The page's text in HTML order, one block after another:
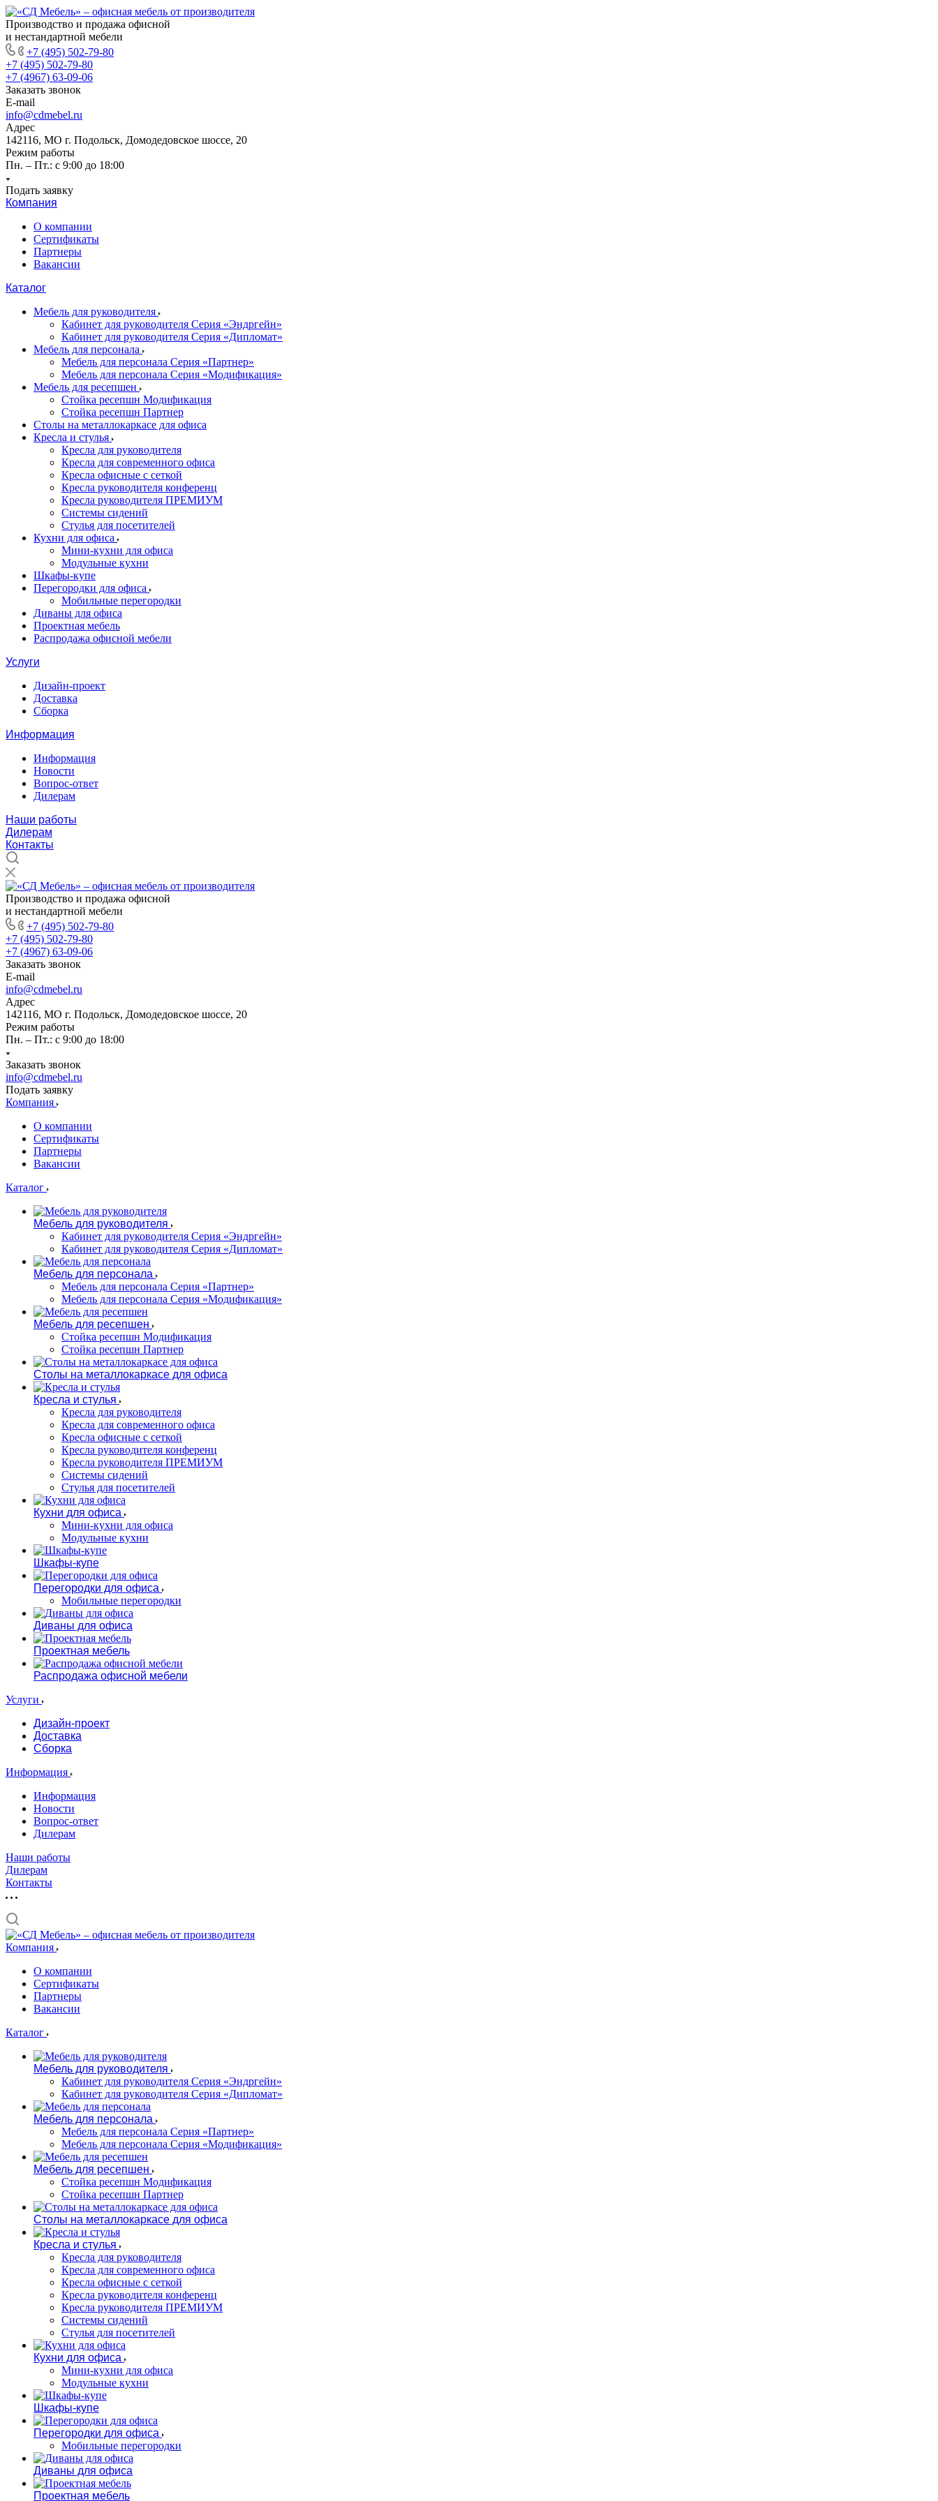
Производство и продажа офисной
и нестандартной мебели
+7 (495) 502-79-80
+7 (495) 502-79-80
+7 (4967) 63-09-06
Заказать звонок
E-mail
info@cdmebel.ru
Адрес
142116, МО г. Подольск, Домодедовское шоссе, 20
Режим работы
Пн. – Пт.: с 9:00 до 18:00
Подать заявку
Компания
О компании
Сертификаты
Партнеры
Вакансии
Каталог
Мебель для руководителя
Кабинет для руководителя Серия «Эндргейн»
Кабинет для руководителя Серия «Дипломат»
Мебель для персонала
Мебель для персонала Серия «Партнер»
Мебель для персонала Серия «Модификация»
Мебель для ресепшен
Стойка ресепшн Модификация
Стойка ресепшн Партнер
Столы на металлокаркасе для офиса
Кресла и стулья
Кресла для руководителя
Кресла для современного офиса
Кресла офисные с сеткой
Кресла руководителя конференц
Кресла руководителя ПРЕМИУМ
Системы сидений
Стулья для посетителей
Кухни для офиса
Мини-кухни для офиса
Модульные кухни
Шкафы-купе
Перегородки для офиса
Мобильные перегородки
Диваны для офиса
Проектная мебель
Распродажа офисной мебели
Услуги
Дизайн-проект
Доставка
Сборка
Информация
Информация
Новости
Вопрос-ответ
Дилерам
Наши работы
Дилерам
Контакты
Производство и продажа офисной
и нестандартной мебели
+7 (495) 502-79-80
+7 (495) 502-79-80
+7 (4967) 63-09-06
Заказать звонок
E-mail
info@cdmebel.ru
Адрес
142116, МО г. Подольск, Домодедовское шоссе, 20
Режим работы
Пн. – Пт.: с 9:00 до 18:00
Заказать звонок
info@cdmebel.ru
Подать заявку
Компания
О компании
Сертификаты
Партнеры
Вакансии
Каталог
Мебель для руководителя
Кабинет для руководителя Серия «Эндргейн»
Кабинет для руководителя Серия «Дипломат»
Мебель для персонала
Мебель для персонала Серия «Партнер»
Мебель для персонала Серия «Модификация»
Мебель для ресепшен
Стойка ресепшн Модификация
Стойка ресепшн Партнер
Столы на металлокаркасе для офиса
Кресла и стулья
Кресла для руководителя
Кресла для современного офиса
Кресла офисные с сеткой
Кресла руководителя конференц
Кресла руководителя ПРЕМИУМ
Системы сидений
Стулья для посетителей
Кухни для офиса
Мини-кухни для офиса
Модульные кухни
Шкафы-купе
Перегородки для офиса
Мобильные перегородки
Диваны для офиса
Проектная мебель
Распродажа офисной мебели
Услуги
Дизайн-проект
Доставка
Сборка
Информация
Информация
Новости
Вопрос-ответ
Дилерам
Наши работы
Дилерам
Контакты
Компания
О компании
Сертификаты
Партнеры
Вакансии
Каталог
Мебель для руководителя
Кабинет для руководителя Серия «Эндргейн»
Кабинет для руководителя Серия «Дипломат»
Мебель для персонала
Мебель для персонала Серия «Партнер»
Мебель для персонала Серия «Модификация»
Мебель для ресепшен
Стойка ресепшн Модификация
Стойка ресепшн Партнер
Столы на металлокаркасе для офиса
Кресла и стулья
Кресла для руководителя
Кресла для современного офиса
Кресла офисные с сеткой
Кресла руководителя конференц
Кресла руководителя ПРЕМИУМ
Системы сидений
Стулья для посетителей
Кухни для офиса
Мини-кухни для офиса
Модульные кухни
Шкафы-купе
Перегородки для офиса
Мобильные перегородки
Диваны для офиса
Проектная мебель